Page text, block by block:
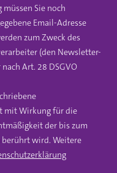
Sie noch
Email-Adresse
zum Zweck des
(den Newsletter-
Art. 28 DSGVO
mit Wirkung für die
der bis zum
wird. Weitere